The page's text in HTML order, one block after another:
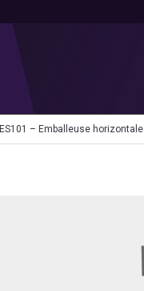
ES101 – Emballeuse horizontale